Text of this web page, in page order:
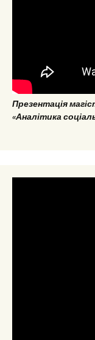
Презентація
«Аналітика